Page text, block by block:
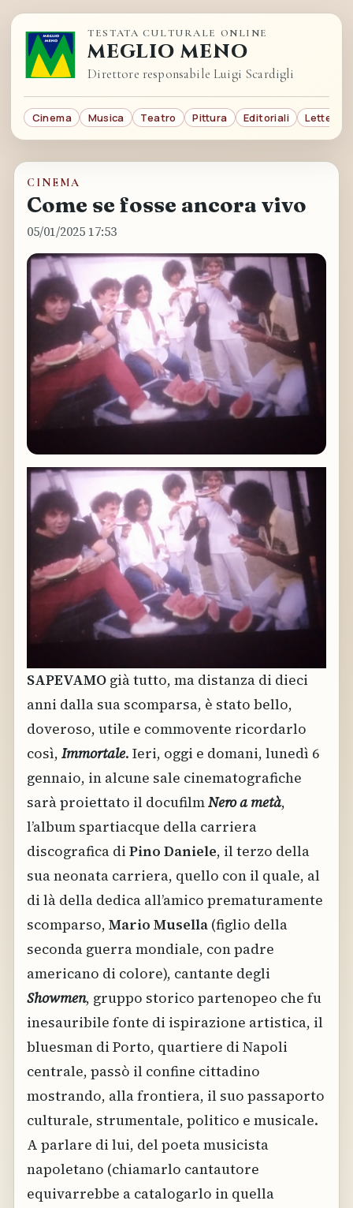
TESTATA CULTURALE ONLINE
MEGLIO MENO
Direttore responsabile Luigi Scardigli
Cinema Musica Teatro Pittura Editoriali
CINEMA
Come se fosse ancora vivo
05/01/2025 17:53
SAPEVAMO già tutto, ma distanza di dieci
anni dalla sua scomparsa, è stato bello,
doveroso, utile e commovente ricordarlo
così, Immortale. Ieri, oggi e domani, lunedì 6
gennaio, in alcune sale cinematografiche
sarà proiettato il docufilmNero a metà,
l’album spartiacque della carriera
discografica diPino Daniele, il terzo della
sua neonata carriera, quello con il quale, al
di là della dedica all’amico prematuramente
scomparso, Mario Musella (figlio della
seconda guerra mondiale, con padre
americano di colore), cantante degli
Showmen, gruppo storico partenopeo che fu
inesauribile fonte di ispirazione artistica, il
bluesman di Porto, quartiere di Napoli
centrale, passò il confine cittadino
mostrando, alla frontiera, il suo passaporto
culturale, strumentale, politico e musicale.
A parlare di lui, del poeta musicista
napoletano (chiamarlo cantautore
equivarrebbe a catalogarlo in quella